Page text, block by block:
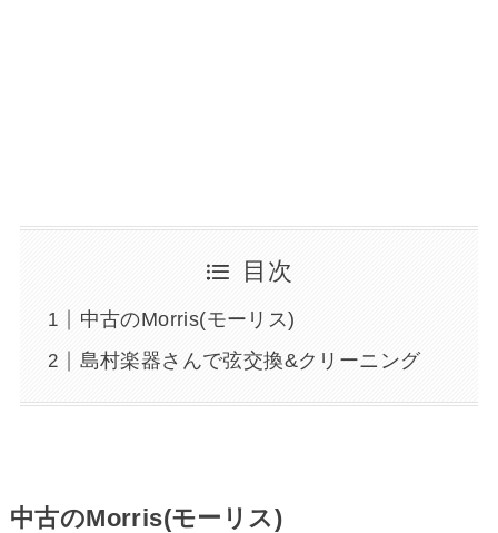
目次
中古のMorris(モーリス)
島村楽器さんで弦交換&クリーニング
中古のMorris(モーリス)